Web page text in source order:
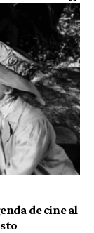
de cine al